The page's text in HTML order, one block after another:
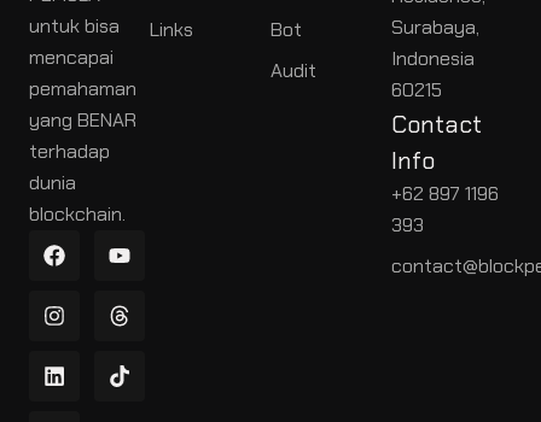
untuk bisa
mencapai
pemahaman
yang BENAR
terhadap
dunia
blockchain.
Links
Bot
Audit
Surabaya,
Indonesia
60215
Contact
Info
+62 897 1196
393